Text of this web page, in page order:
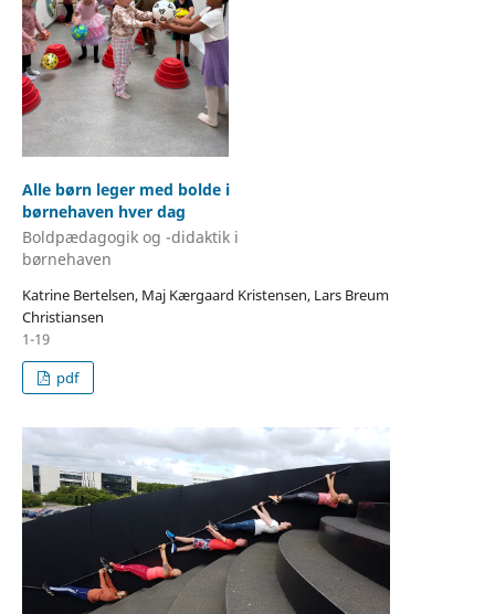
Alle børn leger med bolde i
børnehaven hver dag
Boldpædagogik og -didaktik i
børnehaven
Katrine Bertelsen, Maj Kærgaard Kristensen, Lars Breum
Christiansen
1-19
pdf